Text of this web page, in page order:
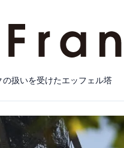
扱いを受けたエッフェル塔